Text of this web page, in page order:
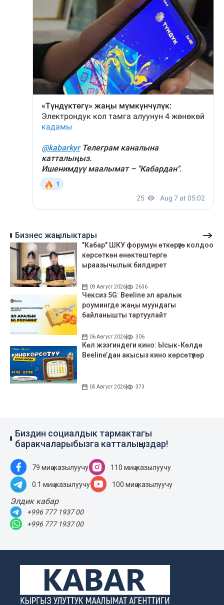
Бизнес жаңылыктары
"Кабар" ШКУ форумун өткөрүүгө колдоо
көрсөткөн өнөктөштөргө
ыраазычылык билдирет
09 Август 2026 2636
Чексиз 5G: Beeline эл аралык
роумингде жаңы муундагы
байланышты тартуулайт
06 Август 2026 306
Көл жээгиндеги кино: Ысык-Көлдө
Beeline’дан акысыз кино көрсөтүлөр
05 Август 2026 373
Биздин социалдык тармактагы
баракчаларыбызга катталыңыздар!
79 миң жазылуучу 110 миң жазылуучу
0.1 миң жазылуучу 100 миң жазылуучу
Элдик кабар
+996 777 1937 00
+996 777 1937 00